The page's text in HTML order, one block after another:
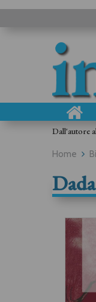
Dall'autore
Home